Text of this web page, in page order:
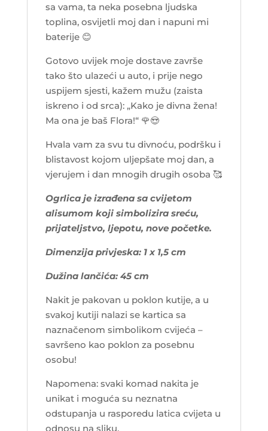
sa vama, ta neka posebna ljudska
toplina, osvijetli moj dan i napuni mi
baterije 😊
Gotovo uvijek moje dostave završe
tako što ulazeći u auto, i prije nego
uspijem sjesti, kažem mužu (zaista
iskreno i od srca): „Kako je divna žena!
Ma ona je baš Flora!“ 🌹😍
Hvala vam za svu tu divnoću, podršku i
blistavost kojom uljepšate moj dan, a
vjerujem i dan mnogih drugih osoba 🥰
Ogrlica je izrađena sa cvijetom
alisumom koji simbolizira sreću,
prijateljstvo, ljepotu, nove početke.
Dimenzija privjeska: 1 x 1,5 cm
Dužina lančića: 45 cm
Nakit je pakovan u poklon kutije, a u
svakoj kutiji nalazi se kartica sa
naznačenom simbolikom cvijeća –
savršeno kao poklon za posebnu
osobu!
Napomena: svaki komad nakita je
unikat i moguća su neznatna
odstupanja u rasporedu latica cvijeta u
odnosu na sliku.